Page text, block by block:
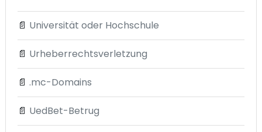
📄 Universität oder Hochschule
📄 Urheberrechtsverletzung
📄 .mc-Domains
📄 UedBet-Betrug